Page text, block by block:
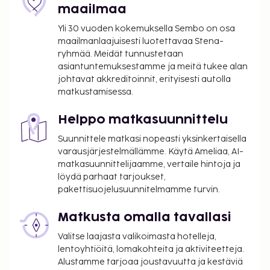
palveluihin kuuluu myös kiertoajelu-/lippupalvelu ja
ravintolan. Lisämaksullinen buffetaamiainen
tarjoillaan arkipäivisin klo 6.30–10.30 ja
viikonloppuisin klo 7.00–11.00. Tämän
majoituspaikan virallisen tähtiluokituksen on
myöntänyt Ranskan turismin kehitysjärjestö ATOUT.
Majoituspaikka veloittaa seuraavat paikan päällä
suoritettavat maksut. Maksuihin saattaa sisältyä
sovellettavat verot:
Kaupungin perimä vero: 5.53 EUR per henkilö
per yö. Tätä veroa ei peritä alle 18 vuotta
Tässä on mainittu kaikki majoituspaikan meille
ilmoittamat maksut.
Maksu buffetaamiaisesta: noin 16.5 EUR
maailmaa
Yli 30 vuoden kokemuksella Sembo on osa
maailmanlaajuisesti luotettavaa Stena-
ryhmää. Meidät tunnustetaan
asiantuntemuksestamme ja meitä tukee alan
johtavat akkreditoinnit, erityisesti autolla
matkustamisessa.
Helppo matkasuunnittelu
Suunnittele matkasi nopeasti yksinkertaisella
varausjärjestelmällämme. Käytä Ameliaa, AI-
matkasuunnittelijaamme, vertaile hintoja ja
löydä parhaat tarjoukset,
pakettisuojelusuunnitelmamme turvin.
Matkusta omalla tavallasi
Valitse laajasta valikoimasta hotelleja,
lentoyhtiöitä, lomakohteita ja aktiviteetteja.
Alustamme tarjoaa joustavuutta ja kestäviä